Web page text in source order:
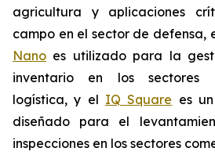
agricultura y aplicaciones
campo en el sector de defensa,
Nano es utilizado para la
inventario en los sectores
logística, y el IQ Square es
diseñado para el
inspecciones en los sectores